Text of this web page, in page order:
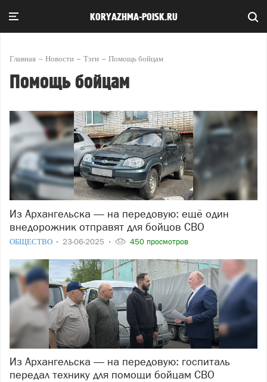
KORYAZHMA-POISK.RU
Главная Новости Тэги Помощь бойцам
Помощь бойцам
Из Архангельска — на передовую: ещё один
внедорожник отправят для бойцов СВО
ОБЩЕСТВО 23-06-2025 450 просмотров
Из Архангельска — на передовую: госпиталь
передал технику для помощи бойцам СВО